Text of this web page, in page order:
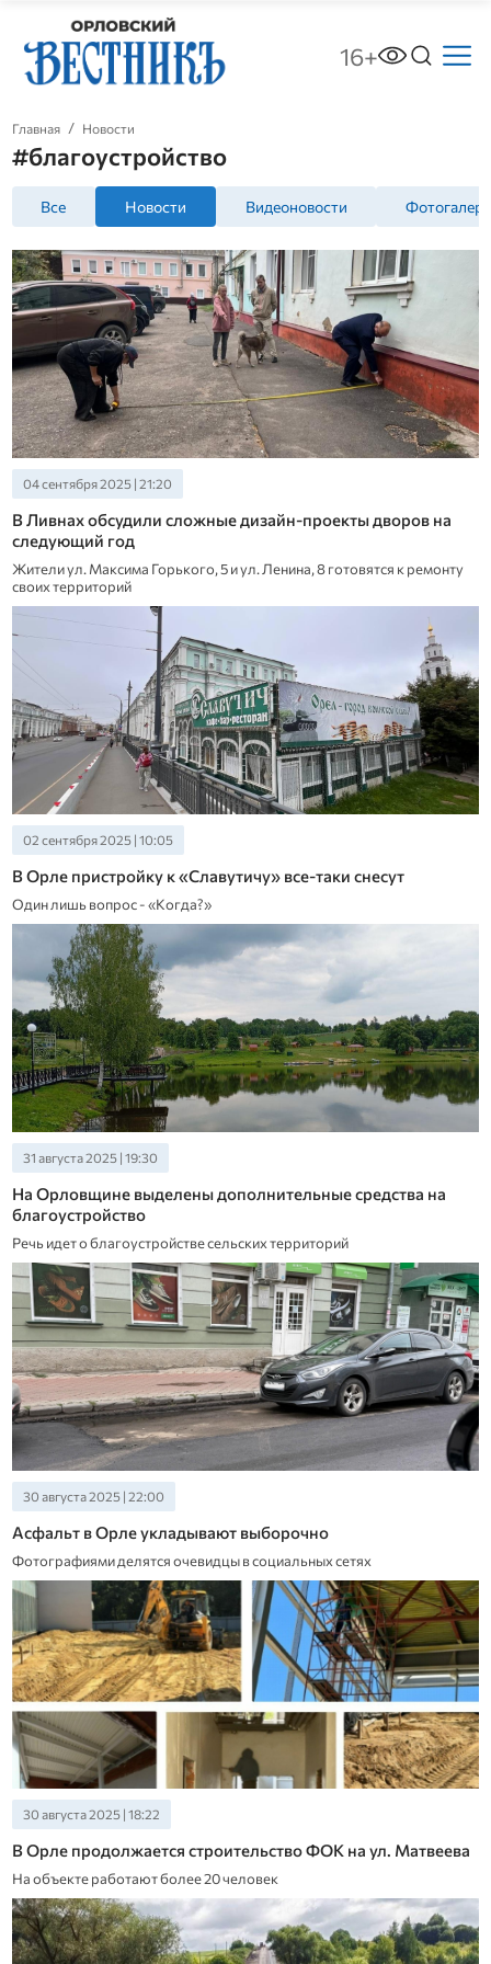
16+
Главная Новости
#благоустройство
Все Новости Видеоновости
04 сентября 2025 | 21:20
В Ливнах обсудили сложные дизайн-проекты дворов на
следующий год
Жители ул. Максима Горького, 5 и ул. Ленина, 8 готовятся к ремонту
своих территорий
02 сентября 2025 | 10:05
В Орле пристройку к «Славутичу» все-таки снесут
Один лишь вопрос - «Когда?»
31 августа 2025 | 19:30
На Орловщине выделены дополнительные средства на
благоустройство
Речь идет о благоустройстве сельских территорий
30 августа 2025 | 22:00
Асфальт в Орле укладывают выборочно
Фотографиями делятся очевидцы в социальных сетях
30 августа 2025 | 18:22
В Орле продолжается строительство ФОК на ул. Матвеева
На объекте работают более 20 человек